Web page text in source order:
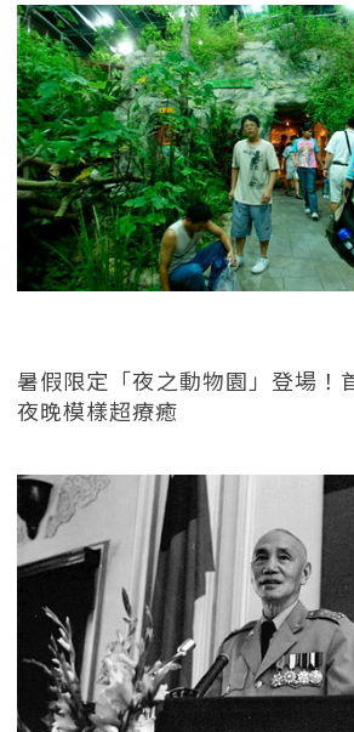
暑假限定「夜之動物園」登場！
夜晚模樣超療癒